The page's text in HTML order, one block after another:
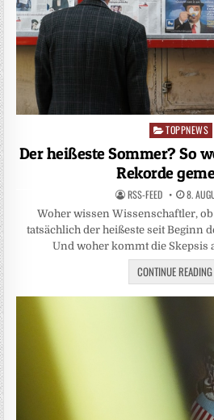
Posted
TOPPNEWS
Der heißeste Sommer? So
Rekorde
RSS-FEED 8.
Woher wissen Wissenschaftler,
tatsächlich der heißeste seit Beginn
Und woher kommt die Skepsis
CONTINUE READING